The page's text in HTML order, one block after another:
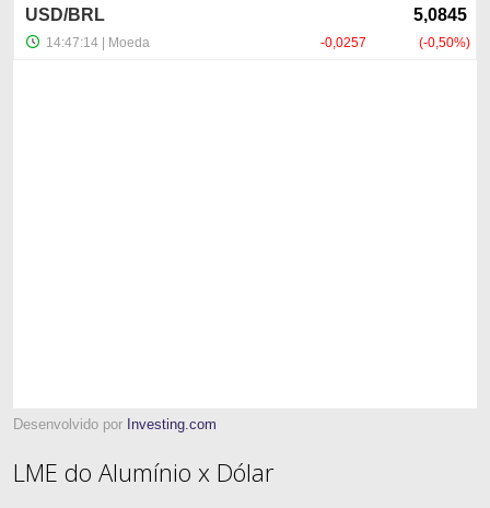
Desenvolvido por Investing.com
LME do Alumínio x Dólar